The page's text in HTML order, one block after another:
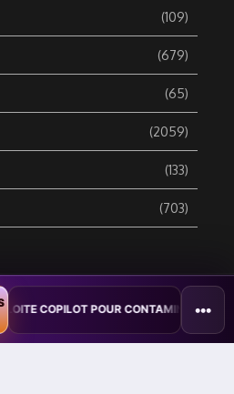
(109)
(679)
(65)
(2059)
(133)
(703)
SECURITY BREACH - Groupe
Média
POUR CONTAMINER DES DOCUMENTS
•••